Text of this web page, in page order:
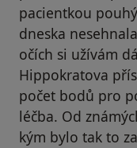
pacientkou
dneska
očích si užívám
Hippokratova
počet bodů pro
léčba. Od
kým bylo tak to